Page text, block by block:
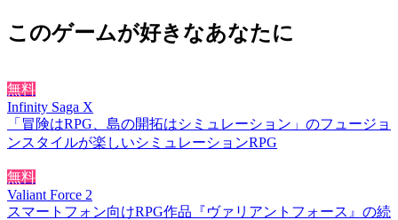
このゲームが好きなあなたに
無料
Infinity Saga X
「冒険はRPG、島の開拓はシミュレーション」のフュージョ
ンスタイルが楽しいシミュレーションRPG
無料
Valiant Force 2
スマートフォン向けRPG作品『ヴァリアントフォース』の続